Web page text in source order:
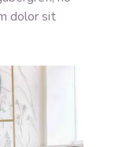
dolor sit